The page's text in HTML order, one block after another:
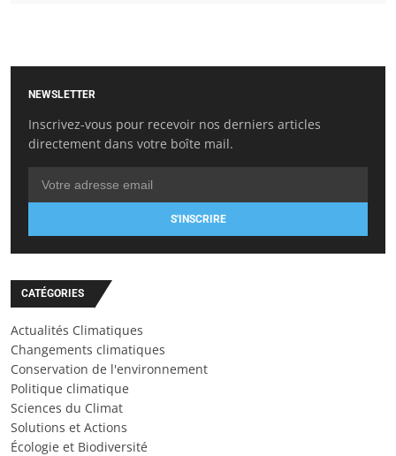
NEWSLETTER
Inscrivez-vous pour recevoir nos derniers articles
directement dans votre boîte mail.
S'INSCRIRE
CATÉGORIES
Actualités Climatiques
Changements climatiques
Conservation de l'environnement
Politique climatique
Sciences du Climat
Solutions et Actions
Écologie et Biodiversité